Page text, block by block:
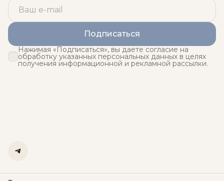
Подписаться
Нажимая «Подписаться», вы даете согласие на
обработку указанных персональных данных в целях
получения информационной и рекламной рассылки.